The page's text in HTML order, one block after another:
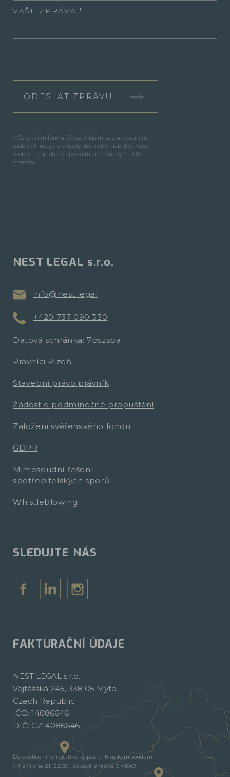
VAŠE ZPRÁVA
ODESLAT ZPRÁVU
* Odesláním formuláře souhlasím se zpracováním
osobních údajů pro účely obchodní nabídky. Vaše
osobní údaje dále neposkytujeme žádným třetím
stranám.
NEST LEGAL s.r.o.
info@nest.legal
+420 737 090 330
Datová schránka: 7pszspa
Právníci Plzeň
Stavební právo právník
Žádost o podmínečné propuštění
Založení svěřenského fondu
GDPR
Mimosoudní řešení
spotřebitelských sporů
Whistleblowing
SLEDUJTE NÁS
FAKTURAČNÍ ÚDAJE
NEST LEGAL s.r.o.
Vojtěšská 245, 338 05 Mýto
Czech Republic
IČO: 14086646
DIČ: CZ14086646
Do obchodního rejstříku zapsaná Krajským soudem
v Plzni dne 21.12.2021, spisová značka C 41649.